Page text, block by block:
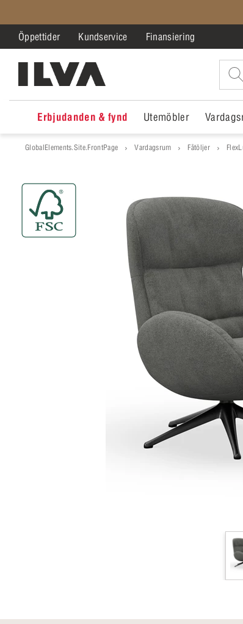
Öppettider Kundservice Finansiering
Erbjudanden & fynd Utemöbler
GlobalElements.Site.FrontPage Vardagsrum Fåtöljer